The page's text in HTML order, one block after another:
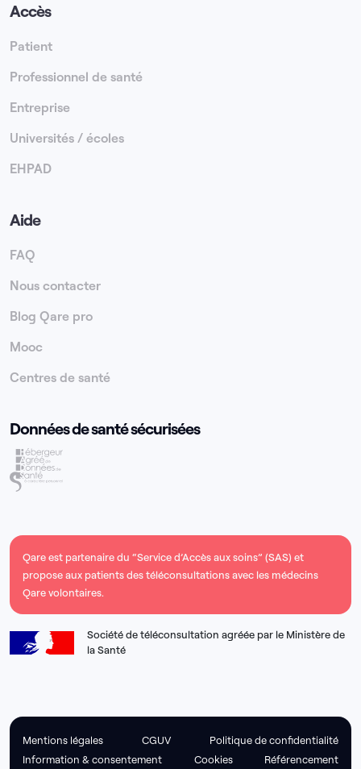
Accès
Patient
Professionnel de santé
Entreprise
Universités / écoles
EHPAD
Aide
FAQ
Nous contacter
Blog Qare pro
Mooc
Centres de santé
Données de santé sécurisées
Qare est partenaire du “Service d’Accès aux soins” (SAS) et
propose aux patients des téléconsultations avec les médecins
Qare volontaires.
Société de téléconsultation agréée par le Ministère de
la Santé​
Mentions légales CGUV
Politique de confidentialité
Information & consentement
Cookies Référencement